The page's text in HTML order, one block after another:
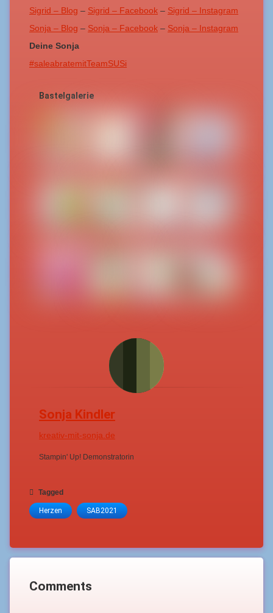
Sigrid – Blog – Sigrid – Facebook – Sigrid – Instagram
Sonja – Blog – Sonja – Facebook – Sonja – Instagram
Deine Sonja
#saleabratemitTeamSUSi
Bastelgalerie
Sonja Kindler
kreativ-mit-sonja.de
Stampin' Up! Demonstratorin
Tagged
Herzen SAB2021
Comments